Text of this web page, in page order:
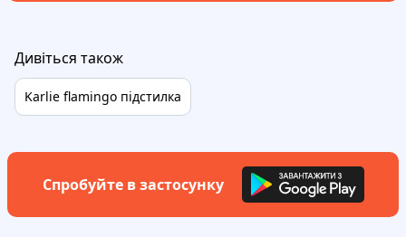
Дивіться також
Karlie flamingo підстилка
Спробуйте в застосунку